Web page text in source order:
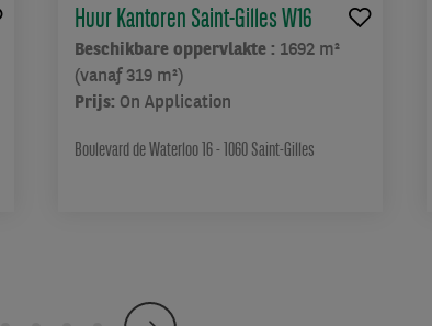
Huur Kantoren Saint-Gilles W16
Beschikbare oppervlakte : 1692 m²
(vanaf 319 m²)
Prijs: On Application
Boulevard de Waterloo 16 - 1060 Saint-Gilles